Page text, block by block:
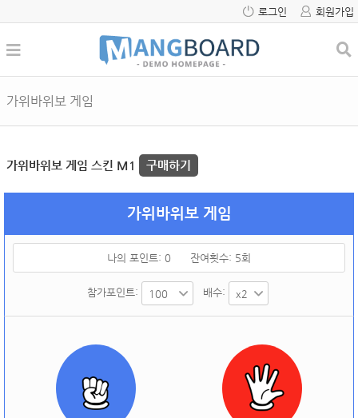
로그인 회원가입
가위바위보 게임
가위바위보 게임 스킨 M1 구매하기
가위바위보 게임
나의 포인트: 0 잔여횟수: 5회
참가포인트: 배수:
오늘 승률: 오늘 결과: ]